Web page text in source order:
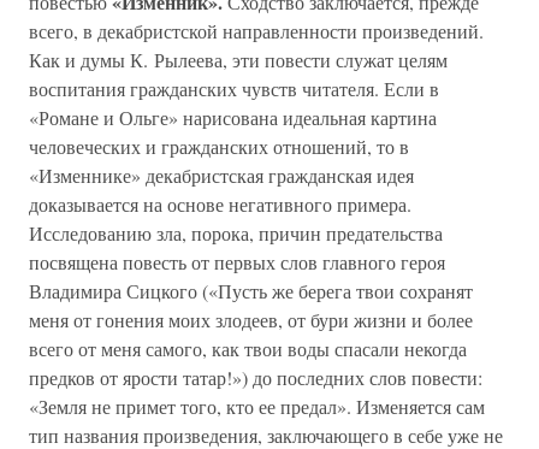
всего, в декабристской направленности произведений.
Как и думы К. Рылеева, эти повести служат целям
воспитания гражданских чувств читателя. Если в
«Романе и Ольге» нарисована идеальная картина
человеческих и гражданских отношений, то в
«Изменнике» декабристская гражданская идея
доказывается на основе негативного примера.
Исследованию зла, порока, причин предательства
посвящена повесть от первых слов главного героя
Владимира Сицкого («Пусть же берега твои сохранят
меня от гонения моих злодеев, от бури жизни и более
всего от меня самого, как твои воды спасали некогда
предков от ярости татар!») до последних слов повести:
«Земля не примет того, кто ее предал». Изменяется сам
тип названия произведения, заключающего в себе уже не